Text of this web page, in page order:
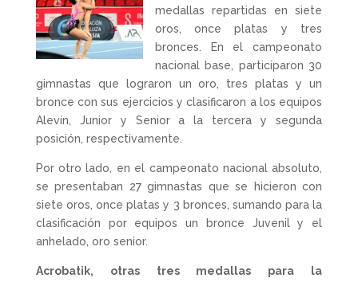
medallas repartidas en siete
oros, once platas y tres
bronces. En el campeonato
nacional base, participaron 30
gimnastas que lograron un oro, tres platas y un
bronce con sus ejercicios y clasificaron a los equipos
Alevín, Junior y Senior a la tercera y segunda
posición, respectivamente.
Por otro lado, en el campeonato nacional absoluto,
se presentaban 27 gimnastas que se hicieron con
siete oros, once platas y 3 bronces, sumando para la
clasificación por equipos un bronce Juvenil y el
anhelado, oro senior.
Acrobatik, otras tres medallas para la